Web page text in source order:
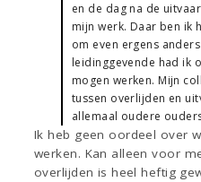
en de dag na de
mijn werk. Daar ben ik
om even ergens
leidinggevende had ik
mogen werken. Mijn
tussen overlijden en
allemaal oudere
Ik heb geen oordeel over
werken. Kan alleen voor
overlijden is heel heftig